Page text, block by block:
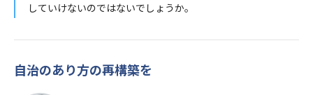
していけないのではないでしょうか。
自治のあり方の再構築を